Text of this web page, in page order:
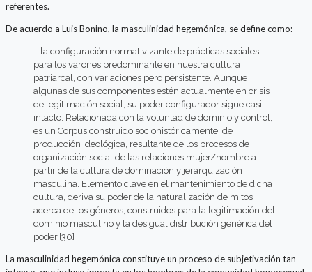
referentes.
De acuerdo a Luis Bonino, la masculinidad hegemónica, se define como:
… la configuración normativizante de prácticas sociales
para los varones predominante en nuestra cultura
patriarcal, con variaciones pero persistente. Aunque
algunas de sus componentes estén actualmente en crisis
de legitimación social, su poder configurador sigue casi
intacto. Relacionada con la voluntad de dominio y control,
es un Corpus construido sociohistóricamente, de
producción ideológica, resultante de los procesos de
organización social de las relaciones mujer/hombre a
partir de la cultura de dominación y jerarquización
masculina. Elemento clave en el mantenimiento de dicha
cultura, deriva su poder de la naturalización de mitos
acerca de los géneros, construidos para la legitimación del
dominio masculino y la desigual distribución genérica del
poder. [30]
La masculinidad hegemónica constituye un proceso de subjetivación tan